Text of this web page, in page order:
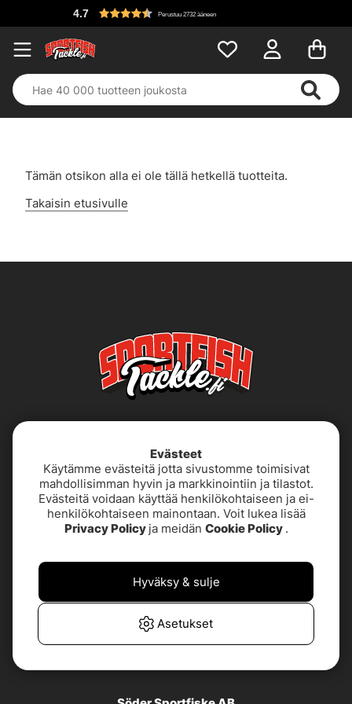
4.7 Perustuu 2732 ääneen
Tämän otsikon alla ei ole tällä hetkellä tuotteita.
Takaisin etusivulle
Käyttöehdot Saavutettavuusseloste
Evästeet
Käytämme evästeitä jotta sivustomme toimisivat
mahdollisimman hyvin ja markkinointiin ja tilastot.
Evästeitä voidaan käyttää henkilökohtaiseen ja ei-
henkilökohtaiseen mainontaan. Voit lukea lisää
Privacy Policy ja meidän Cookie Policy .
Asetukset
Hyväksy & sulje